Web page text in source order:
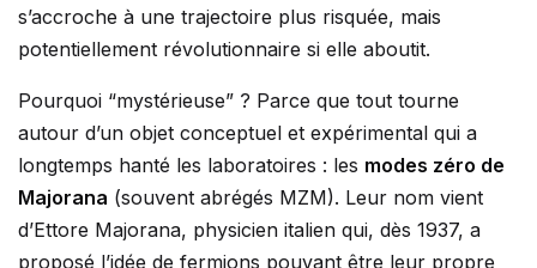
s’accroche à une trajectoire plus risquée, mais
potentiellement révolutionnaire si elle aboutit.
Pourquoi “mystérieuse” ? Parce que tout tourne
autour d’un objet conceptuel et expérimental qui a
longtemps hanté les laboratoires : les modes zéro de
Majorana (souvent abrégés MZM). Leur nom vient
d’Ettore Majorana, physicien italien qui, dès 1937, a
proposé l’idée de fermions pouvant être leur propre